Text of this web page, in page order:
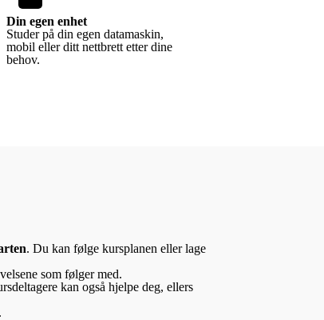
Din egen enhet
Studer på din egen datamaskin,
mobil eller ditt nettbrett etter dine
behov.
. Du kan følge kursplanen eller lage
som følger med.
kan også hjelpe deg, ellers